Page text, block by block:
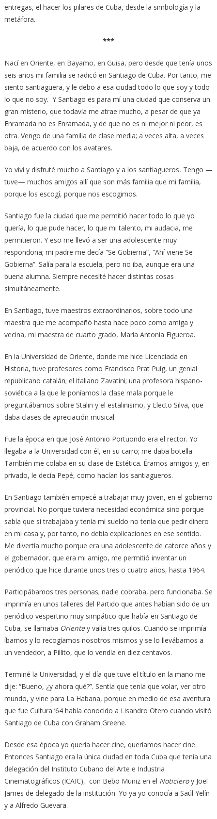
entregas, el hacer los pilares de Cuba, desde la simbología y la
metáfora.
***
Nací en Oriente, en Bayamo, en Guisa, pero desde que tenía unos
seis años mi familia se radicó en Santiago de Cuba. Por tanto, me
siento santiaguera, y le debo a esa ciudad todo lo que soy y todo
lo que no soy. Y Santiago es para mí una ciudad que conserva un
gran misterio, que todavía me atrae mucho, a pesar de que ya
Enramada no es Enramada, y de que no es ni mejor ni peor, es
otra. Vengo de una familia de clase media; a veces alta, a veces
baja, de acuerdo con los avatares.
Yo viví y disfruté mucho a Santiago y a los santiagueros. Tengo —
tuve— muchos amigos allí que son más familia que mi familia,
porque los escogí, porque nos escogimos.
Santiago fue la ciudad que me permitió hacer todo lo que yo
quería, lo que pude hacer, lo que mi talento, mi audacia, me
permitieron. Y eso me llevó a ser una adolescente muy
respondona; mi padre me decía “Se Gobierna”, “Ahí viene Se
Gobierna”. Salía para la escuela, pero no iba, aunque era una
buena alumna. Siempre necesité hacer distintas cosas
simultáneamente.
En Santiago, tuve maestros extraordinarios, sobre todo una
maestra que me acompañó hasta hace poco como amiga y
vecina, mi maestra de cuarto grado, María Antonia Figueroa.
En la Universidad de Oriente, donde me hice Licenciada en
Historia, tuve profesores como Francisco Prat Puig, un genial
republicano catalán; el italiano Zavatini; una profesora hispano-
soviética a la que le poníamos la clase mala porque le
preguntábamos sobre Stalin y el estalinismo, y Electo Silva, que
daba clases de apreciación musical.
Fue la época en que José Antonio Portuondo era el rector. Yo
llegaba a la Universidad con él, en su carro; me daba botella.
También me colaba en su clase de Estética. Éramos amigos y, en
privado, le decía Pepé, como hacían los santiagueros.
En Santiago también empecé a trabajar muy joven, en el gobierno
provincial. No porque tuviera necesidad económica sino porque
sabía que si trabajaba y tenía mi sueldo no tenía que pedir dinero
en mi casa y, por tanto, no debía explicaciones en ese sentido.
Me divertía mucho porque era una adolescente de catorce años y
el gobernador, que era mi amigo, me permitió inventar un
periódico que hice durante unos tres o cuatro años, hasta 1964.
Participábamos tres personas; nadie cobraba, pero funcionaba. Se
imprimía en unos talleres del Partido que antes habían sido de un
periódico vespertino muy simpático que había en Santiago de
Cuba, se llamaba Orientey valía tres quilos. Cuando se imprimía
íbamos y lo recogíamos nosotros mismos y se lo llevábamos a
un vendedor, a Pillito, que lo vendía en diez centavos.
Terminé la Universidad, y el día que tuve el título en la mano me
dije: “Bueno, ¿y ahora qué?”. Sentía que tenía que volar, ver otro
mundo, y vine para La Habana, porque en medio de esa aventura
que fue Cultura ’64 había conocido a Lisandro Otero cuando visitó
Santiago de Cuba con Graham Greene.
Desde esa época yo quería hacer cine, queríamos hacer cine.
Entonces Santiago era la única ciudad en toda Cuba que tenía una
delegación del Instituto Cubano del Arte e Industria
Cinematográficos (ICAIC), con Bebo Muñiz en el Noticieroy Joel
James de delegado de la institución. Yo ya yo conocía a Saúl Yelín
y a Alfredo Guevara.